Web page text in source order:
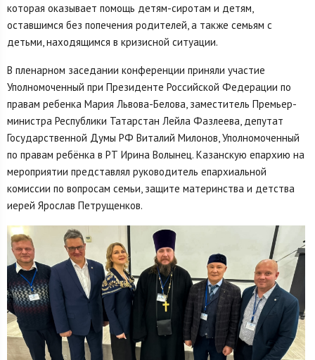
которая оказывает помощь детям-сиротам и детям,
оставшимся без попечения родителей, а также семьям с
детьми, находящимся в кризисной ситуации.
В пленарном заседании конференции приняли участие
Уполномоченный при Президенте Российской Федерации по
правам ребенка Мария Львова-Белова, заместитель Премьер-
министра Республики Татарстан Лейла Фазлеева, депутат
Государственной Думы РФ Виталий Милонов, Уполномоченный
по правам ребёнка в РТ Ирина Волынец. Казанскую епархию на
мероприятии представлял руководитель епархиальной
комиссии по вопросам семьи, защите материнства и детства
иерей Ярослав Петрущенков.